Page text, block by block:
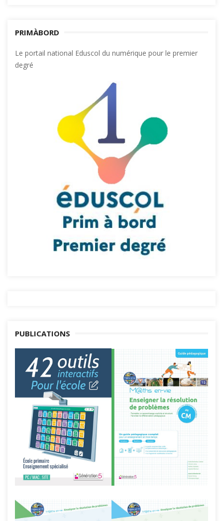
PRIMÀBORD
Le portail national Eduscol du numérique pour le premier
degré
PUBLICATIONS